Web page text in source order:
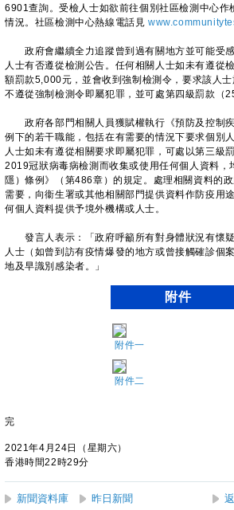
6901查詢。受檢人士如欲前往個別社區檢測中心作
情況。社區檢測中心熱線電話見
政府會繼續全力追蹤曾到過有關地方並可能受
人士有否遵從檢測公告。任何相關人士如未有遵從
額罰款5,000元，並會收到強制檢測令，要求該人士
不遵從強制檢測令即屬犯罪，並可處第四級罰款（
政府各部門相關人員獲賦權執行《預防及控制
例下的若干職能，包括在有需要的情況下要求個別
人士如未有遵從相關要求即屬犯罪，可處以第三級
2019冠狀病毒病檢測而收集或使用任何個人資料，
隱）條例》（第486章）的規定。處理相關資料的
需要，向衞生署或其他相關部門提供資料作防疫用
何個人資料提供予境外機構或人士。
發言人表示：「政府呼籲所有對身體狀況有懷
人士（如曾到訪有疫情爆發的地方或曾接觸確診個
地及早識別感染者。」
附件
附件一
附件二
完
2021年4月24日（星期六）
香港時間22時29分
新聞資料庫 昨日新聞